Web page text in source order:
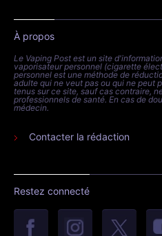
À propos
Le Vaping Post est un site
vaporisateur personnel (cigarette
personnel est une méthode de
adulte qui ne veut pas ou qui ne peut
tenus sur ce site, sauf cas contraire,
professionnels de santé. En cas de
médecin.
Contacter la rédaction
Restez connecté